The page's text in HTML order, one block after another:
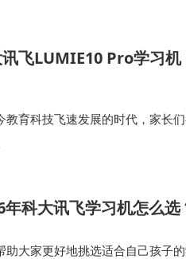
城市理念以来所取得的丰硕成果
飞LUMIE10 Pro学习
教育科技飞速发展的时代，家长
科大讯飞LUMIE10 Pro结合前沿
年科大讯飞学习机怎么
助大家更好地挑选适合自己孩子